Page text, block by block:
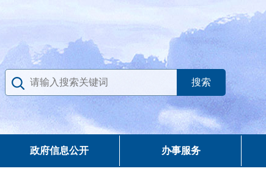
政府信息公开 办事服务